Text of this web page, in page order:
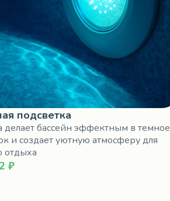
подсветка
делает бассейн эффектным в темное
и создает уютную атмосферу для
отдыха
₽